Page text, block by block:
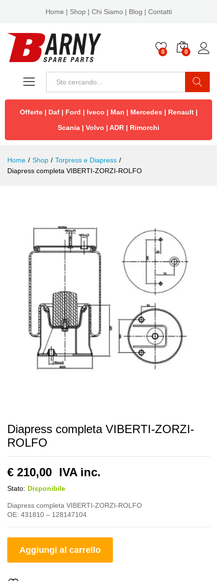
Home | Shop| Chi Siamo| Blog | Contatti
0 0
Offerte| Daf| Ford | Iveco | Man | Mercedes | Renault|
Scania | Volvo | ADR | Rimorchi
Home / Shop / Torpress e Diapress /
Diapress completa VIBERTI-ZORZI-ROLFO
Diapress completa VIBERTI-ZORZI-
ROLFO
€ 210,00 IVA inc.
Stato: Disponibile
Diapress completa VIBERTI-ZORZI-ROLFO
OE: 431810 – 128147104
Aggiungi al carrello